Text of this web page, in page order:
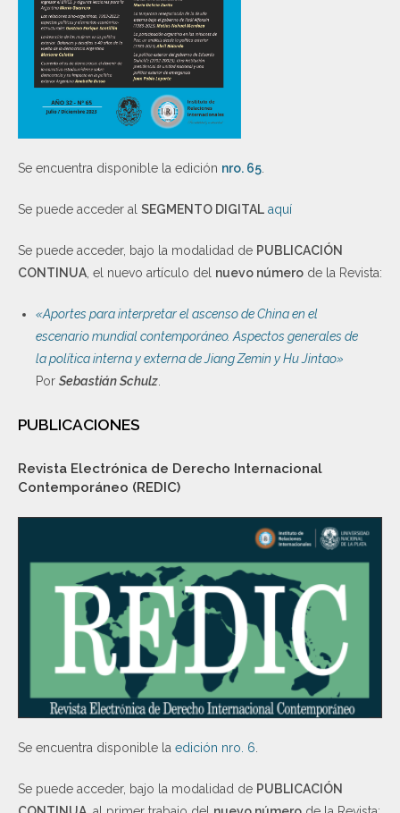
Se encuentra disponible la edición nro. 65.
Se puede acceder al SEGMENTO DIGITAL aquí
Se puede acceder, bajo la modalidad de PUBLICACIÓN
CONTINUA, el nuevo artículo del nuevo número de la Revista:
«Aportes para interpretar el ascenso de China en el
escenario mundial contemporáneo. Aspectos generales de
la política interna y externa de Jiang Zemin y Hu Jintao»
Por Sebastián Schulz.
PUBLICACIONES
Revista Electrónica de Derecho Internacional
Contemporáneo (REDIC)
Se encuentra disponible la edición nro. 6.
Se puede acceder, bajo la modalidad de PUBLICACIÓN